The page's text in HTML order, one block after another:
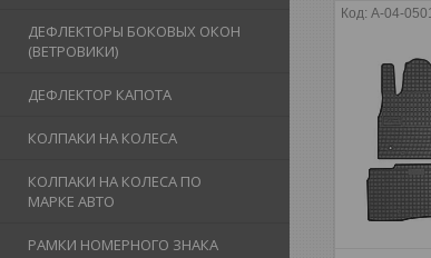
ДЕФЛЕКТОРЫ БОКОВЫХ ОКОН
(ВЕТРОВИКИ)
ДЕФЛЕКТОР КАПОТА
КОЛПАКИ НА КОЛЕСА
КОЛПАКИ НА КОЛЕСА ПО
МАРКЕ АВТО
РАМКИ НОМЕРНОГО ЗНАКА
A-04-